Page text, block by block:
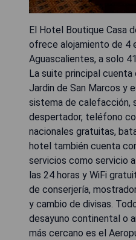
El Hotel Boutique Casa
ofrece alojamiento de 4
Aguascalientes, a solo
La suite principal
Jardin de San Marcos y
sistema de calefacción,
despertador, teléfono
nacionales gratuitas,
hotel también cuenta
servicios como servicio
las 24 horas y WiFi
de conserjería,
y cambio de divisas.
desayuno continental o
más cercano es el